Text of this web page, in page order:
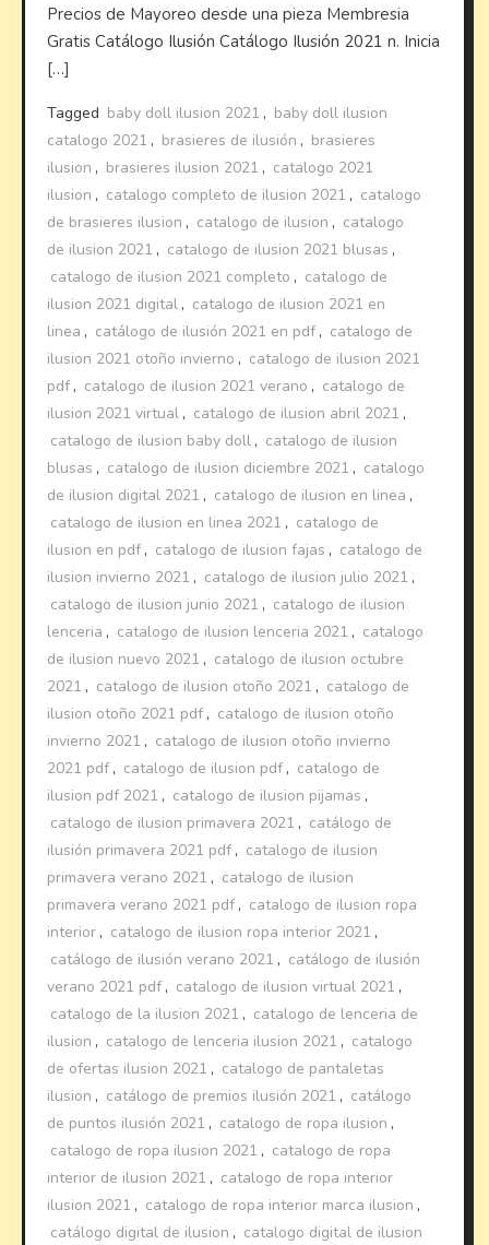
Precios de Mayoreo desde una pieza Membresia
Gratis Catálogo Ilusión Catálogo Ilusión 2021 n. Inicia
[…]
Tagged baby doll ilusion 2021 , baby doll ilusion
catalogo 2021 , brasieres de ilusión , brasieres
ilusion , brasieres ilusion 2021 , catalogo 2021
ilusion , catalogo completo de ilusion 2021 , catalogo
de brasieres ilusion , catalogo de ilusion , catalogo
de ilusion 2021 , catalogo de ilusion 2021 blusas ,
catalogo de ilusion 2021 completo , catalogo de
ilusion 2021 digital , catalogo de ilusion 2021 en
linea , catálogo de ilusión 2021 en pdf , catalogo de
ilusion 2021 otoño invierno , catalogo de ilusion 2021
pdf , catalogo de ilusion 2021 verano , catalogo de
ilusion 2021 virtual , catalogo de ilusion abril 2021 ,
catalogo de ilusion baby doll , catalogo de ilusion
blusas , catalogo de ilusion diciembre 2021 , catalogo
de ilusion digital 2021 , catalogo de ilusion en linea ,
catalogo de ilusion en linea 2021 , catalogo de
ilusion en pdf , catalogo de ilusion fajas , catalogo de
ilusion invierno 2021 , catalogo de ilusion julio 2021 ,
catalogo de ilusion junio 2021 , catalogo de ilusion
lenceria , catalogo de ilusion lenceria 2021 , catalogo
de ilusion nuevo 2021 , catalogo de ilusion octubre
2021 , catalogo de ilusion otoño 2021 , catalogo de
ilusion otoño 2021 pdf , catalogo de ilusion otoño
invierno 2021 , catalogo de ilusion otoño invierno
2021 pdf , catalogo de ilusion pdf , catalogo de
ilusion pdf 2021 , catalogo de ilusion pijamas ,
catalogo de ilusion primavera 2021 , catálogo de
ilusión primavera 2021 pdf , catalogo de ilusion
primavera verano 2021 , catalogo de ilusion
primavera verano 2021 pdf , catalogo de ilusion ropa
interior , catalogo de ilusion ropa interior 2021 ,
catálogo de ilusión verano 2021 , catálogo de ilusión
verano 2021 pdf , catalogo de ilusion virtual 2021 ,
catalogo de la ilusion 2021 , catalogo de lenceria de
ilusion , catalogo de lenceria ilusion 2021 , catalogo
de ofertas ilusion 2021 , catalogo de pantaletas
ilusion , catálogo de premios ilusión 2021 , catálogo
de puntos ilusión 2021 , catalogo de ropa ilusion ,
catalogo de ropa ilusion 2021 , catalogo de ropa
interior de ilusion 2021 , catalogo de ropa interior
ilusion 2021 , catalogo de ropa interior marca ilusion ,
catálogo digital de ilusion , catalogo digital de ilusion